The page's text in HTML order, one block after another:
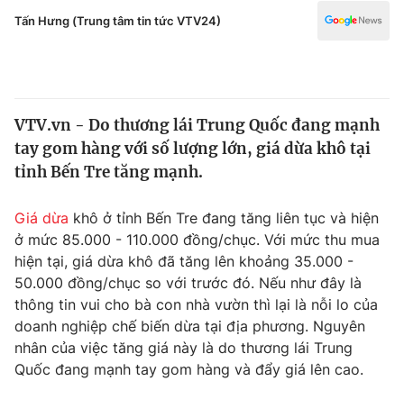
Pháp luật
Thế giới
Tin tức
Câu chuyện quốc tế
Kinh tế
Tài chính
Thị trường
Góc doanh nghiệp
Dữ liệu và đời sống
Truyền hình
Phim VTV
Hậu trường
Giải trí
Điện ảnh
Công nghệ
Tấn Hưng (Trung tâm tin tức VTV24)
VTV.vn - Do thương lái Trung Quốc đang mạnh
tay gom hàng với số lượng lớn, giá dừa khô tại
tỉnh Bến Tre tăng mạnh.
Giá dừa khô ở tỉnh Bến Tre đang tăng liên tục và hiện
ở mức 85.000 - 110.000 đồng/chục. Với mức thu mua
hiện tại, giá dừa khô đã tăng lên khoảng 35.000 -
50.000 đồng/chục so với trước đó. Nếu như đây là
thông tin vui cho bà con nhà vườn thì lại là nỗi lo của
doanh nghiệp chế biến dừa tại địa phương. Nguyên
nhân của việc tăng giá này là do thương lái Trung
Quốc đang mạnh tay gom hàng và đẩy giá lên cao.